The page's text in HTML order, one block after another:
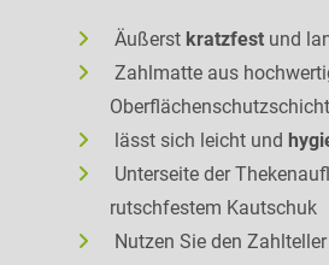
Äußerst kratzfest und
Zahlmatte aus
Oberflächenschutzschicht
lässt sich leicht und
Unterseite der
rutschfestem Kautschuk
Nutzen Sie den